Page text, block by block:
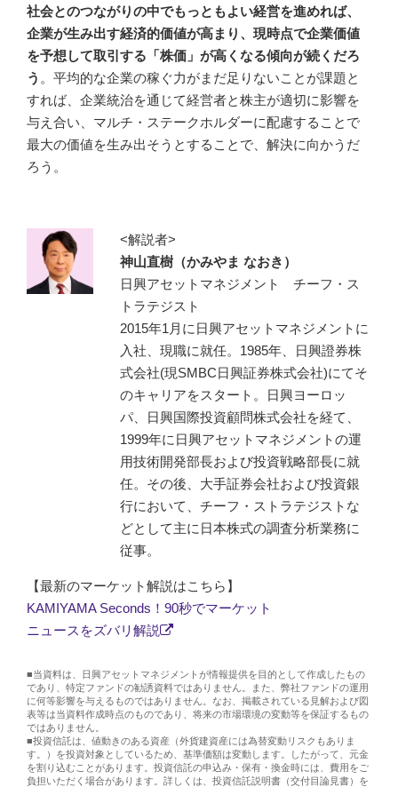
社会とのつながりの中でもっともよい経営を進めれば、
企業が生み出す経済的価値が高まり、現時点で企業価値
を予想して取引する「株価」が高くなる傾向が続くだろ
う 。平均的な企業の稼ぐ力がまだ足りないことが課題と
すれば、企業統治を通じて経営者と株主が適切に影響を
与え合い、マルチ・ステークホルダーに配慮することで
最大の価値を生み出そうとすることで、解決に向かうだ
ろう。
<解説者>
神山直樹（かみやま なおき）
日興アセットマネジメント チーフ・ス
トラテジスト
2015年1月に日興アセットマネジメントに
入社、現職に就任。1985年、日興證券株
式会社(現SMBC日興証券株式会社)にてそ
のキャリアをスタート。日興ヨーロッ
パ、日興国際投資顧問株式会社を経て、
1999年に日興アセットマネジメントの運
用技術開発部長および投資戦略部長に就
任。その後、大手証券会社および投資銀
行において、チーフ・ストラテジストな
どとして主に日本株式の調査分析業務に
従事。
【最新のマーケット解説はこちら】
KAMIYAMA Seconds！90秒でマーケット
ニュースをズバリ解説
■当資料は、日興アセットマネジメントが情報提供を目的として作成したもの
であり、特定ファンドの勧誘資料ではありません。また、弊社ファンドの運用
に何等影響を与えるものではありません。なお、掲載されている見解および図
表等は当資料作成時点のものであり、将来の市場環境の変動等を保証するもの
ではありません。
■投資信託は、値動きのある資産（外貨建資産には為替変動リスクもありま
す。）を投資対象としているため、基準価額は変動します。したがって、元金
を割り込むことがあります。投資信託の申込み・保有・換金時には、費用をご
負担いただく場合があります。詳しくは、投資信託説明書（交付目論見書）を